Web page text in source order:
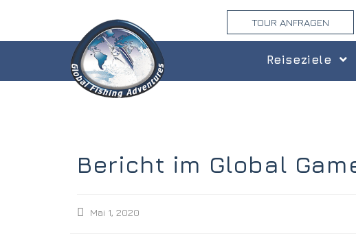
TOUR ANFRAGEN
Reiseziele
Bericht im Global
Mai 1, 2020